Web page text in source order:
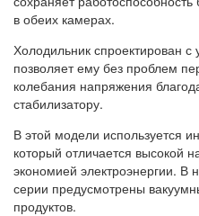
в обеих камерах.
Холодильник спроектирован
позволяет ему без проблем
колебания напряжения
стабилизатору.
В этой модели используется
который отличается высокой
экономией электроэнергии. В
серии предусмотрены
продуктов.